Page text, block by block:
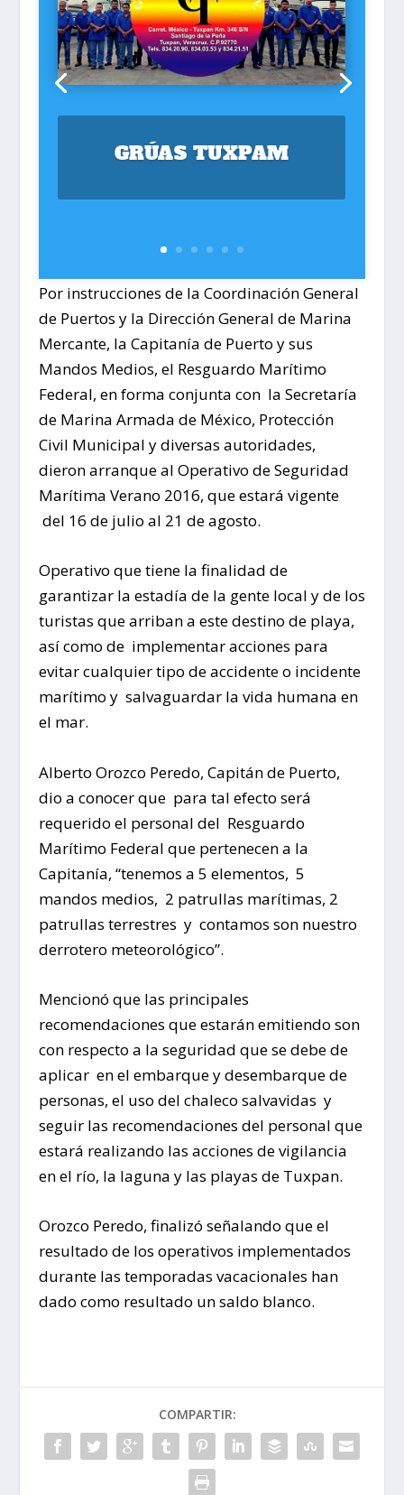
GRÚAS TUXPAM
Por instrucciones de la Coordinación General
de Puertos y la Dirección General de Marina
Mercante, la Capitanía de Puerto y sus
Mandos Medios, el Resguardo Marítimo
Federal, en forma conjunta con la Secretaría
de Marina Armada de México, Protección
Civil Municipal y diversas autoridades,
dieron arranque al Operativo de Seguridad
Marítima Verano 2016, que estará vigente
del 16 de julio al 21 de agosto.
Operativo que tiene la finalidad de
garantizar la estadía de la gente local y de los
turistas que arriban a este destino de playa,
así como de implementar acciones para
evitar cualquier tipo de accidente o incidente
marítimo y salvaguardar la vida humana en
el mar.
Alberto Orozco Peredo, Capitán de Puerto,
dio a conocer que para tal efecto será
requerido el personal del Resguardo
Marítimo Federal que pertenecen a la
Capitanía, “tenemos a 5 elementos, 5
mandos medios, 2 patrullas marítimas, 2
patrullas terrestres y contamos son nuestro
derrotero meteorológico”.
Mencionó que las principales
recomendaciones que estarán emitiendo son
con respecto a la seguridad que se debe de
aplicar en el embarque y desembarque de
personas, el uso del chaleco salvavidas y
seguir las recomendaciones del personal que
estará realizando las acciones de vigilancia
en el río, la laguna y las playas de Tuxpan.
Orozco Peredo, finalizó señalando que el
resultado de los operativos implementados
durante las temporadas vacacionales han
dado como resultado un saldo blanco.
COMPARTIR: